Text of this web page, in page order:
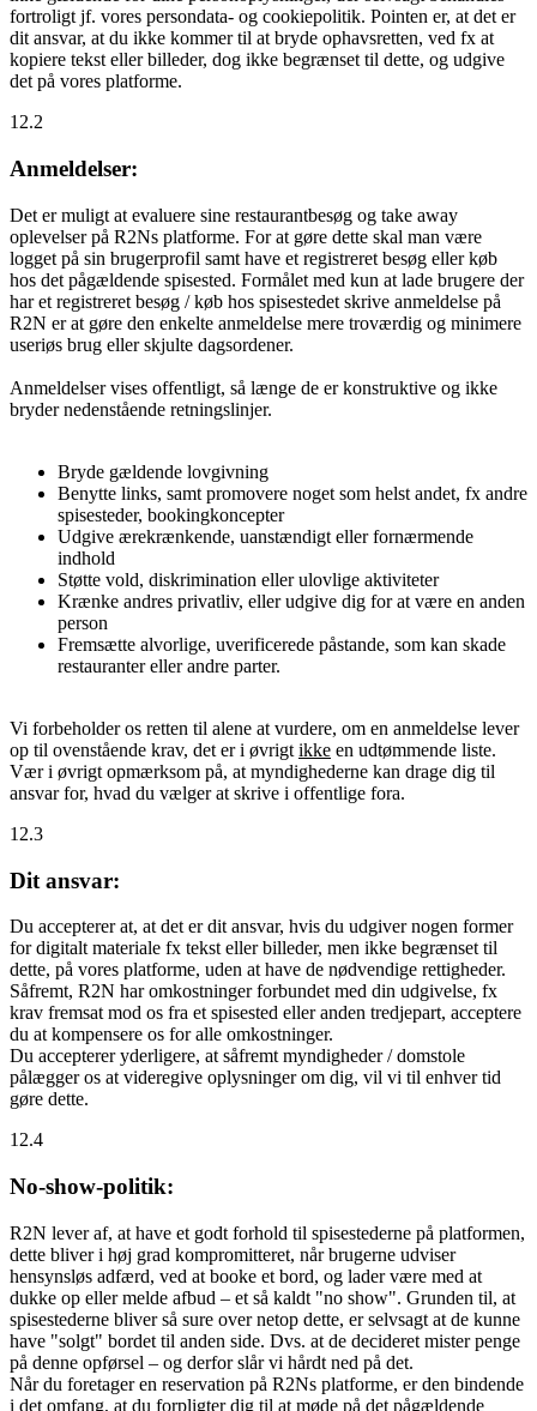
fortroligt jf. vores persondata- og cookiepolitik. Pointen er, at det er
dit ansvar, at du ikke kommer til at bryde ophavsretten, ved fx at
kopiere tekst eller billeder, dog ikke begrænset til dette, og udgive
det på vores platforme.
12.2
Anmeldelser:
Det er muligt at evaluere sine restaurantbesøg og take away
oplevelser på R2Ns platforme. For at gøre dette skal man være
logget på sin brugerprofil samt have et registreret besøg eller køb
hos det pågældende spisested. Formålet med kun at lade brugere der
har et registreret besøg / køb hos spisestedet skrive anmeldelse på
R2N er at gøre den enkelte anmeldelse mere troværdig og minimere
useriøs brug eller skjulte dagsordener.
Anmeldelser vises offentligt, så længe de er konstruktive og ikke
bryder nedenstående retningslinjer.
Bryde gældende lovgivning
Benytte links, samt promovere noget som helst andet, fx andre
spisesteder, bookingkoncepter
Udgive ærekrænkende, uanstændigt eller fornærmende
indhold
Støtte vold, diskrimination eller ulovlige aktiviteter
Krænke andres privatliv, eller udgive dig for at være en anden
person
Fremsætte alvorlige, uverificerede påstande, som kan skade
restauranter eller andre parter.
Vi forbeholder os retten til alene at vurdere, om en anmeldelse lever
op til ovenstående krav, det er i øvrigt ikke en udtømmende liste.
Vær i øvrigt opmærksom på, at myndighederne kan drage dig til
ansvar for, hvad du vælger at skrive i offentlige fora.
12.3
Dit ansvar:
Du accepterer at, at det er dit ansvar, hvis du udgiver nogen former
for digitalt materiale fx tekst eller billeder, men ikke begrænset til
dette, på vores platforme, uden at have de nødvendige rettigheder.
Såfremt, R2N har omkostninger forbundet med din udgivelse, fx
krav fremsat mod os fra et spisested eller anden tredjepart, acceptere
du at kompensere os for alle omkostninger.
Du accepterer yderligere, at såfremt myndigheder / domstole
pålægger os at videregive oplysninger om dig, vil vi til enhver tid
gøre dette.
12.4
No-show-politik:
R2N lever af, at have et godt forhold til spisestederne på platformen,
dette bliver i høj grad kompromitteret, når brugerne udviser
hensynsløs adfærd, ved at booke et bord, og lader være med at
dukke op eller melde afbud – et så kaldt "no show". Grunden til, at
spisestederne bliver så sure over netop dette, er selvsagt at de kunne
have "solgt" bordet til anden side. Dvs. at de decideret mister penge
på denne opførsel – og derfor slår vi hårdt ned på det.
Når du foretager en reservation på R2Ns platforme, er den bindende
i det omfang, at du forpligter dig til at møde på det pågældende